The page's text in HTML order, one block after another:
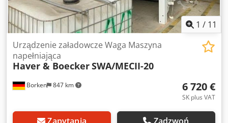
1 / 11
Borken 847 km
Urządzenie załadowcze Waga Maszyna
napełniająca
Haver & BoeckerSWA/MECII-20
6 720 €
SK plus VAT